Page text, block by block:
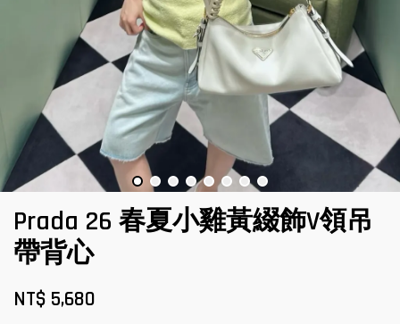
Prada 26 春夏小雞黃綴飾V領吊
帶背心
NT$ 5,680